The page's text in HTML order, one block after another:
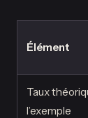
Élément
Taux
l’exemple